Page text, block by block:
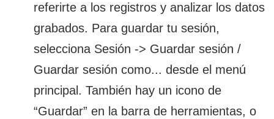
referirte a los registros y analizar los datos
grabados. Para guardar tu sesión,
selecciona Sesión -> Guardar sesión /
Guardar sesión como... desde el menú
principal. También hay un icono de
“Guardar” en la barra de herramientas, o